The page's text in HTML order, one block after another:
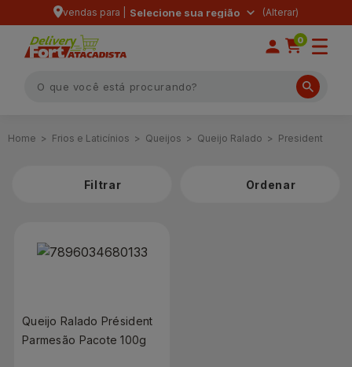
vendas para | Selecione sua região
0
Frios e Laticínios Queijos Queijo Ralado President
Filtrar
Queijo Ralado Président
Parmesão Pacote 100g